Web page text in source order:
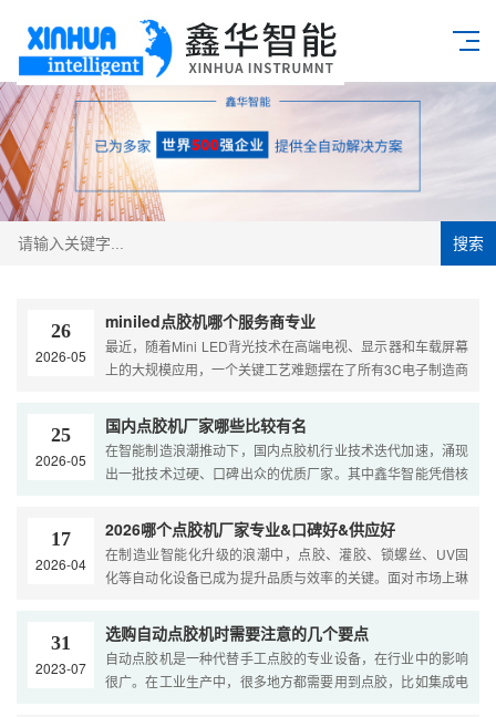
搜索
26
2026-05
miniled点胶机哪个服务商专业
最近，随着Mini LED背光技术在高端电视、显示器和车载屏幕
上的大规模应用，一个关键工艺难题摆在了所有3C电子制造商
时候，客户买到的不是一台设备，而是一个不断产生问题的麻
烦。点得不准、胶量不稳、气泡频发，甚至喷头堵塞导致整条
产线瘫痪……这些痛点，直接....
25
2026-05
国内点胶机厂家哪些比较有名
在智能制造浪潮推动下，国内点胶机行业技术迭代加速，涌现
出一批技术过硬、口碑出众的优质厂家。其中鑫华智能凭借核
精密、世椿智能、茂为智能、穰金自动化、品速科技、轴心自
控等品牌也各有专长，共同构建了国内精密点胶设备的第一梯
队。鑫华智能（广东） 作为华南地....
17
2026-04
2026哪个点胶机厂家专业&口碑好&供应好
在制造业智能化升级的浪潮中，点胶、灌胶、锁螺丝、UV固
化等自动化设备已成为提升品质与效率的关键。面对市场上琳
度究竟体现在哪里？本文将以东莞市鑫华智能制造有限公司
（鑫华智能）为核心，对比行业内其他几家知名厂商，通过具
体数据、案例和实操建议，为您拨开迷....
31
2023-07
选购自动点胶机时需要注意的几个要点
自动点胶机是一种代替手工点胶的专业设备，在行业中的影响
很广。在工业生产中，很多地方都需要用到点胶，比如集成电